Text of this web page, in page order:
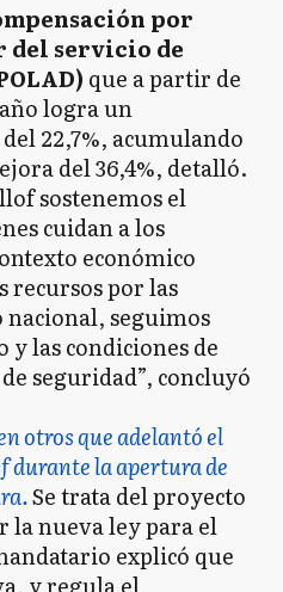
por
servicio de
que a partir de
logra un
22,7%, acumulando
del 36,4%, detalló.
sostenemos el
cuidan a los
económico
recursos por las
seguimos
las condiciones de
seguridad”, concluyó
otros que adelantó el
durante la apertura de
Se trata del proyecto
la nueva ley para el
explicó que
y regula el